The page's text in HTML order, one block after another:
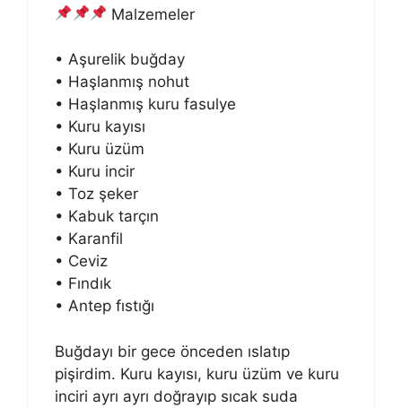
Malzemeler
• Aşurelik buğday
• Haşlanmış nohut
• Haşlanmış kuru fasulye
• Kuru kayısı
• Kuru üzüm
• Kuru incir
• Toz şeker
• Kabuk tarçın
• Karanfil
• Ceviz
• Fındık
• Antep fıstığı
Buğdayı bir gece önceden ıslatıp
pişirdim. Kuru kayısı, kuru üzüm ve kuru
inciri ayrı ayrı doğrayıp sıcak suda